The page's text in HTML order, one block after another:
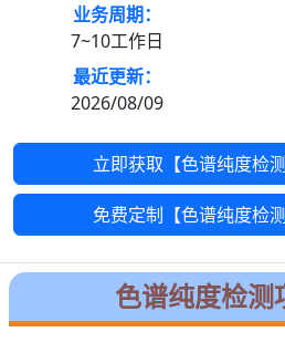
业务周期：
7~10工作日
最近更新：
2026/08/09
立即获取【色谱纯度检
免费定制【色谱纯度检
色谱纯度检测